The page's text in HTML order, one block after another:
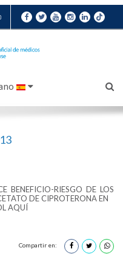
BENEFICIO-RIESGO DE LOS
DE CIPROTERONA EN
AQUÍ
Compartir en: